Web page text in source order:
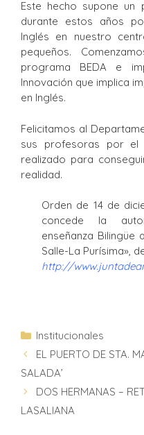
Este hecho supone un
durante estos años
Inglés en nuestro
pequeños.
programa BEDA e
Innovación que implica
en Inglés.
Felicitamos al
sus profesoras por
realizado para
realidad.
Orden de 14 de
concede la
enseñanza Bilingüe
Salle-La Purísima»,
http://
Institucionales
EL PUERTO DE STA.
SALADA’
DOS HERMANAS –
LASALIANA